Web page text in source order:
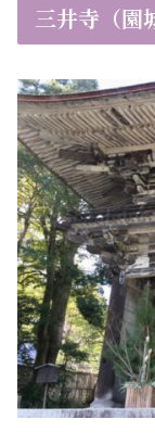
三井寺（園